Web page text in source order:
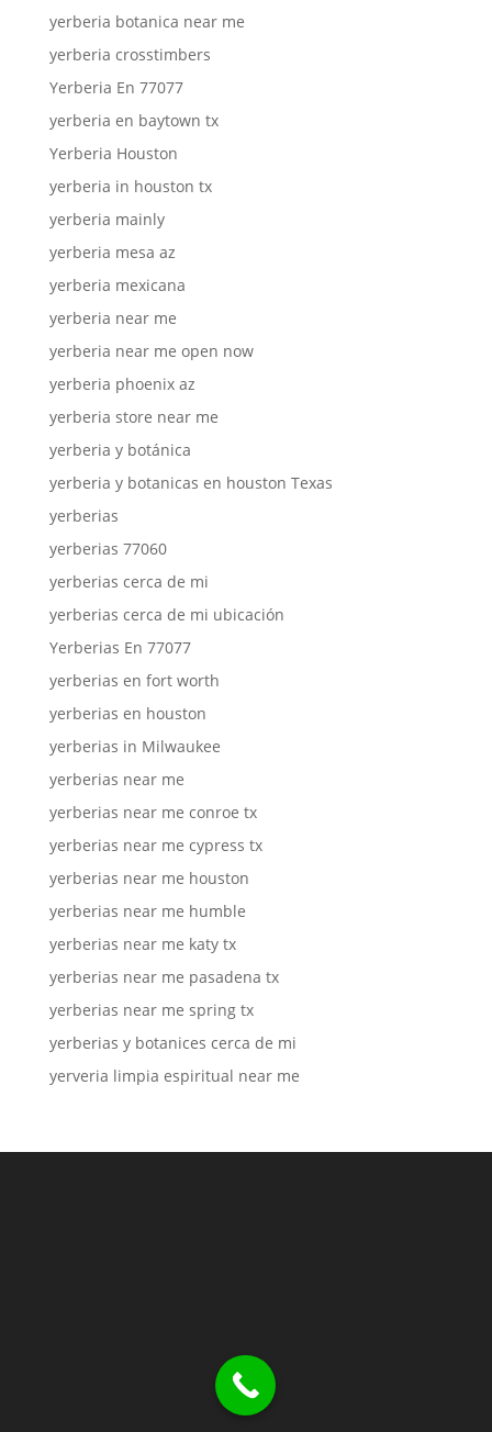
yerberia botanica near me
yerberia crosstimbers
Yerberia En 77077
yerberia en baytown tx
Yerberia Houston
yerberia in houston tx
yerberia mainly
yerberia mesa az
yerberia mexicana
yerberia near me
yerberia near me open now
yerberia phoenix az
yerberia store near me
yerberia y botánica
yerberia y botanicas en houston Texas
yerberias
yerberias 77060
yerberias cerca de mi
yerberias cerca de mi ubicación
Yerberias En 77077
yerberias en fort worth
yerberias en houston
yerberias in Milwaukee
yerberias near me
yerberias near me conroe tx
yerberias near me cypress tx
yerberias near me houston
yerberias near me humble
yerberias near me katy tx
yerberias near me pasadena tx
yerberias near me spring tx
yerberias y botanices cerca de mi
yerveria limpia espiritual near me